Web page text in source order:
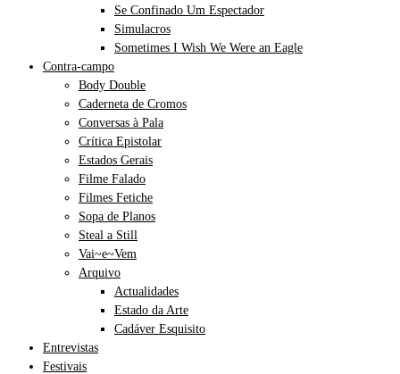
Se Confinado Um Espectador
Simulacros
Sometimes I Wish We Were an Eagle
Contra-campo
Body Double
Caderneta de Cromos
Conversas à Pala
Crítica Epistolar
Estados Gerais
Filme Falado
Filmes Fetiche
Sopa de Planos
Steal a Still
Vai~e~Vem
Arquivo
Actualidades
Estado da Arte
Cadáver Esquisito
Entrevistas
Festivais